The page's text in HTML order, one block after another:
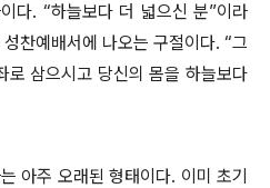
다. “하늘보다 더 넓으신 분”이라
찬예배서에 나오는 구절이다. “그
삼으시고 당신의 몸을 하늘보다
아주 오래된 형태이다. 이미 초기